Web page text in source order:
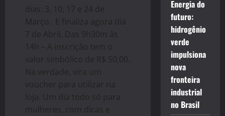
dias: 3, 10, 17 e 24 de
Março. E finaliza agora dia
7 de Abril. Das 9h30m às
14h – A inscrição tem o
valor simbólico de R$ 50,00.
Na verdade, vira um
voucher para utilizar na
loja. Um dia todo só para
mulheres, com dicas e
Energia do
futuro:
hidrogênio
verde
impulsiona
nova
fronteira
industrial
no Brasil